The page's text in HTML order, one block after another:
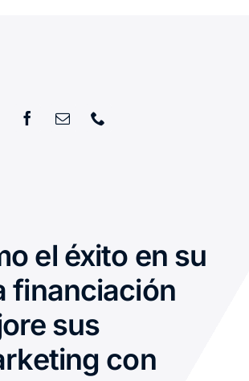
el éxito en su
financiación
sus
con